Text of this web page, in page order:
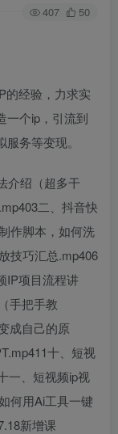
407 50
的经验，力求实
一个ip，引流到
务等变现。
介绍（超多干
二、抖音快
作脚本，如何洗
技巧汇总.mp406
IP项目流程讲
手把手教
成自己的原
十、短视
一、短视频ip视
何用Ai工具一键
新增课